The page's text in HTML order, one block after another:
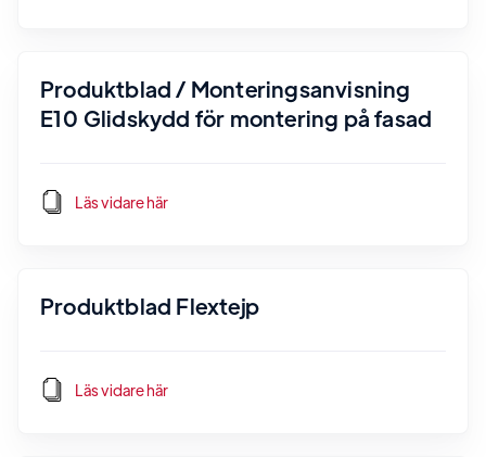
Produktblad / Monteringsanvisning
E10 Glidskydd för montering på fasad
Läs vidare här
Produktblad Flextejp
Läs vidare här